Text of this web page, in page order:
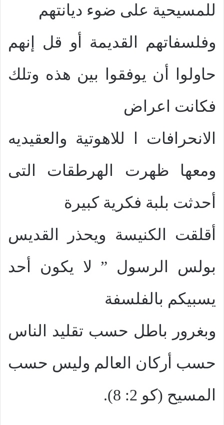
للمسيحية على ضوء ديانتهم
وفلسفاتهم القديمة أو قل إنهم
حاولوا أن يوفقوا بين هذه وتلك
فكانت اعراض
الانحرافات ا للاهوتية والعقيديه
ومعها ظهرت الهرطقات التى
أحدثت بلبة فكرية كبيرة
أقلقت الكنيسة ويحذر القديس
بولس الرسول ” لا يكون أحد
يسبيكم بالفلسفة
وبغرور باطل حسب تقليد الناس
حسب أركان العالم وليس حسب
المسيح (كو 2: 8).